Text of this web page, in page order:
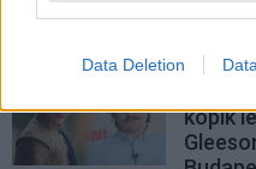
Data Deletion
köpik